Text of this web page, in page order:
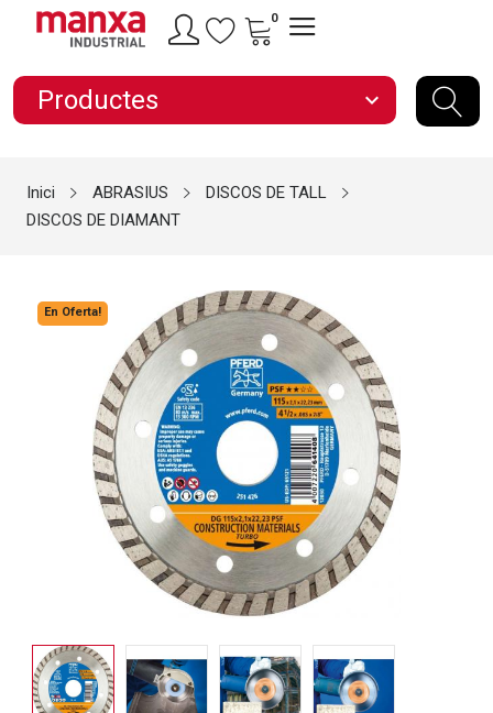
0
Productes expand_more
Inici ABRASIUS
DISCOS DE TALL
DISCOS DE DIAMANT
En Oferta!